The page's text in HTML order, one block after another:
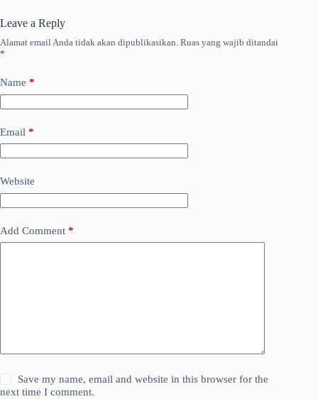
Leave a Reply
Alamat email Anda tidak akan dipublikasikan. Ruas yang wajib ditandai
*
Name *
Email *
Website
Add Comment *
Save my name, email and website in this browser for the
next time I comment.